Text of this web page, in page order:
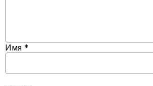
Имя *